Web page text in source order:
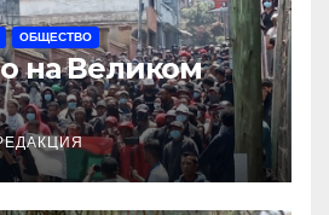
ОБЩЕСТВО
на Великом